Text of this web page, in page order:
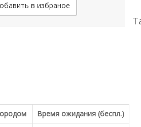
в избраное
Время ожидания (беспл.)